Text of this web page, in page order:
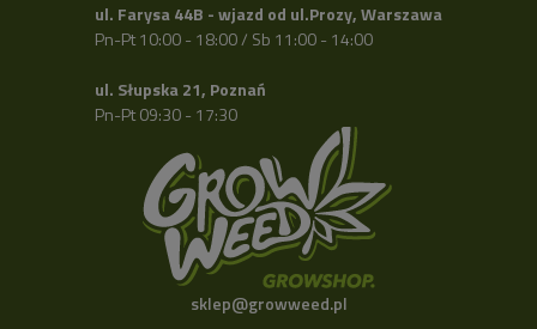
ul. Farysa 44B - wjazd od ul.Prozy, Warszawa
Pn-Pt 10:00 - 18:00 / Sb 11:00 - 14:00
ul. Słupska 21, Poznań
Pn-Pt 09:30 - 17:30
sklep@growweed.pl